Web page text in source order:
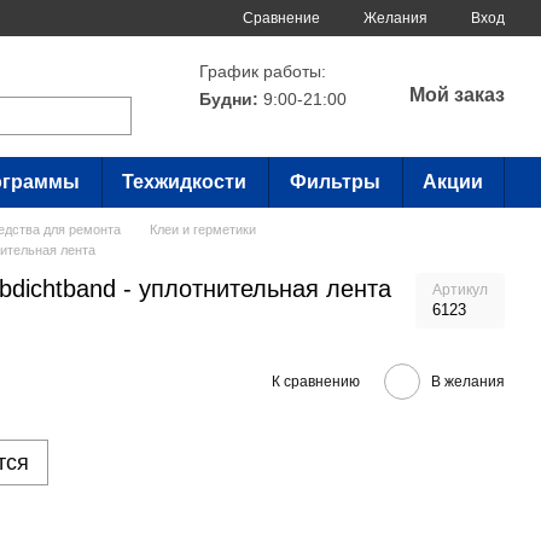
Сравнение Желания Вход
График работы:
Будни: 9:00-21:00 Мой заказ
Техжидкости Фильтры Акции
для ремонта
Клеи и герметики
лента
- уплотнительная лента Артикул
6123
К сравнению В желания